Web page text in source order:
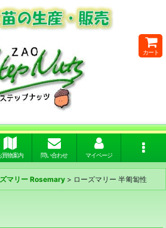
カート
買物案内 問い合わせ マイページ
マリー Rosemary > ローズマリー 半匍匐性